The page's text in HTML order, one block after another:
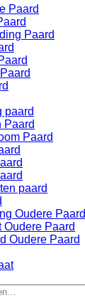
Paard
Paard
paard
Paard
Paard
paard
Oudere Paard
Oudere Paard
Oudere Paard